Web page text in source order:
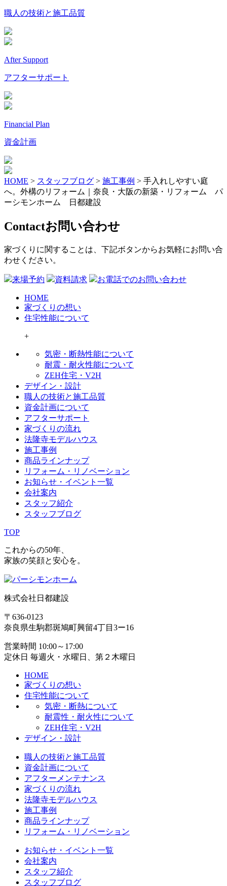
職人の技術と施工品質
After Support
アフターサポート
Financial Plan
資金計画
HOME > スタッフブログ > 施工事例 > 手入れしやすい庭
へ。外構のリフォーム｜奈良・大阪の新築・リフォーム パ
ーシモンホーム 日都建設
Contactお問い合わせ
家づくりに関することは、下記ボタンからお気軽にお問い合
わせください。
来場予約 資料請求 お電話でのお問い合わせ
HOME
家づくりの想い
住宅性能について
+
気密・断熱性能について
耐震・耐火性能について
ZEH住宅・V2H
デザイン・設計
職人の技術と施工品質
資金計画について
アフターサポート
家づくりの流れ
法隆寺モデルハウス
施工事例
商品ラインナップ
リフォーム・リノベーション
お知らせ・イベント一覧
会社案内
スタッフ紹介
スタッフブログ
TOP
これからの50年、
家族の笑顔と安心を。
株式会社日都建設
〒636-0123
奈良県生駒郡斑鳩町興留4丁目3ー16
営業時間 10:00～17:00
定休日 毎週火・水曜日、第２木曜日
HOME
家づくりの想い
住宅性能について
気密・断熱について
耐震性・耐火性について
ZEH住宅・V2H
デザイン・設計
職人の技術と施工品質
資金計画について
アフターメンテナンス
家づくりの流れ
法隆寺モデルハウス
施工事例
商品ラインナップ
リフォーム・リノベーション
お知らせ・イベント一覧
会社案内
スタッフ紹介
スタッフブログ